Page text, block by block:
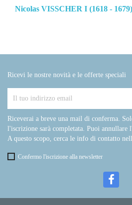
Nicolas VISSCHER I (1618 - 1679)
Ricevi le nostre novità e le offerte speciali
Riceverai a breve una mail di conferma.
l'iscrizione sarà completata. Puoi
A questo scopo, cerca le info di contatto
Confermo l'iscrizione alla newsletter